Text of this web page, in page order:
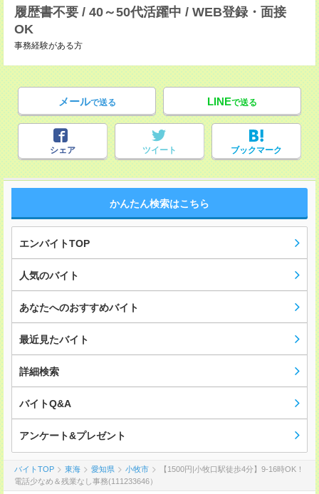
履歴書不要 / 40～50代活躍中 / WEB登録・面接
OK
事務経験がある方
メールで送る LINEで送る
シェア ツイート ブックマーク
かんたん検索はこちら
エンバイトTOP
人気のバイト
あなたへのおすすめバイト
最近見たバイト
詳細検索
バイトQ&A
アンケート&プレゼント
バイトTOP 東海 愛知県 小牧市
【1500円|小牧口駅徒歩4分】9-16時OK！
電話少なめ＆残業なし事務(111233646）